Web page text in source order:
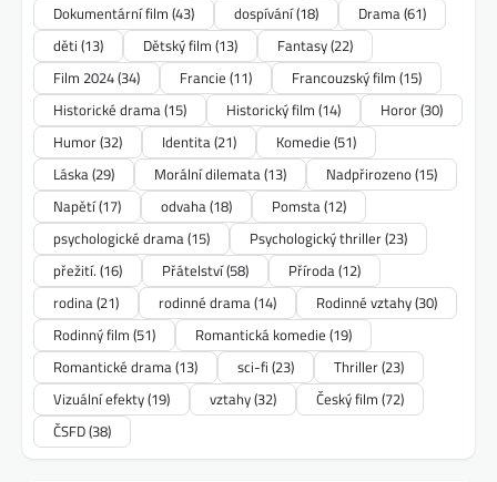
Dokumentární film (43) dospívání(18) Drama(61)
děti (13) Dětský film (13) Fantasy(22)
Film 2024(34) Francie (11) Francouzský film (15)
Historické drama(15) Historický film (14) Horor(30)
Humor(32) Identita(21) Komedie (51)
Láska(29) Morální dilemata(13) Nadpřirozeno(15)
Napětí(17) odvaha(18) Pomsta(12)
psychologické drama(15) Psychologický thriller(23)
přežití. (16) Přátelství(58) Příroda(12)
rodina(21) rodinné drama(14) Rodinné vztahy(30)
Rodinný film (51) Romantická komedie (19)
Romantické drama(13) sci-fi (23) Thriller(23)
Vizuální efekty(19) vztahy(32) Český film (72)
ČSFD(38)